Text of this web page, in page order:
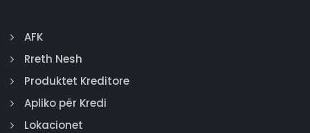
AFK
Rreth Nesh
Produktet Kreditore
Apliko për Kredi
Lokacionet